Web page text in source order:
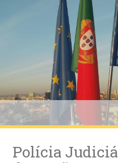
Polícia